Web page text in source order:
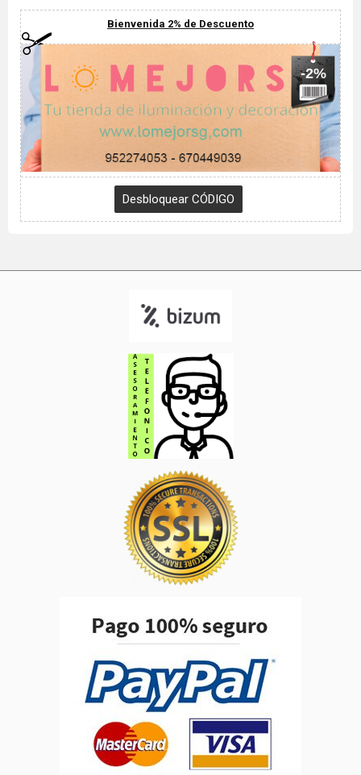
Bienvenida 2% de Descuento
-2%